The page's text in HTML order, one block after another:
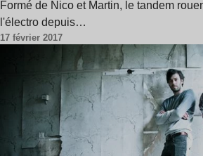
Formé de Nico et Martin, le tandem
l'électro depuis…
17 février 2017